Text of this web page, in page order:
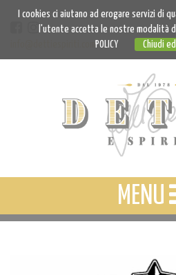
info@dettiespiriti.com
MENU
I cookies ci aiutano ad erogare servizi di
l'utente accetta le nostre modalità
POLICY
Chiudi